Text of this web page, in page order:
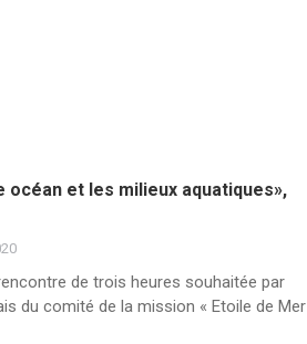
océan et les milieux aquatiques»,
de trois heures souhaitée par
du comité de la mission « Etoile de Mer